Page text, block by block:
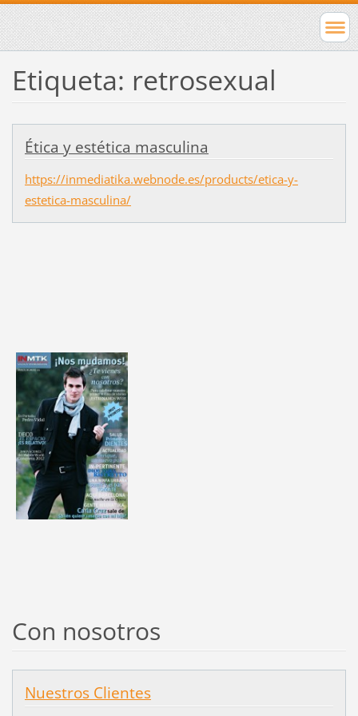
Etiqueta: retrosexual
Ética y estética masculina
https://inmediatika.webnode.es/products/etica-y-
estetica-masculina/
Con nosotros
Nuestros Clientes